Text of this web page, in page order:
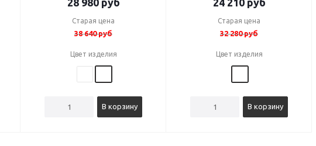
28 980руб
Старая цена
38 640руб
Цвет изделия
В корзину
24 210руб
Старая цена
32 280руб
Цвет изделия
В корзину